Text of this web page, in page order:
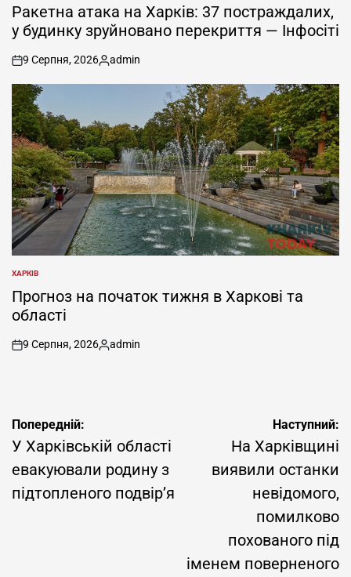
УРакетна атака на Харків: 37 постраждалих,
у будинку зруйновано перекриття — Інфосіті
on
9 Серпня, 2026
Опубліковано
admin
ОПУБЛІКУВАТИ
У
ХАРКІВ
Прогноз на початок тижня в Харкові та
області
on
9 Серпня, 2026
Опубліковано
admin
Навігація
записів
Попередній:
У Харківській області
евакуювали родину з
підтопленого подвір’я
Наступний:
На Харківщині
виявили останки
невідомого,
помилково
похованого під
іменем поверненого